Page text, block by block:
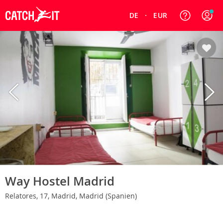
DE EUR
Way Hostel Madrid
Relatores, 17, Madrid, Madrid (Spanien)